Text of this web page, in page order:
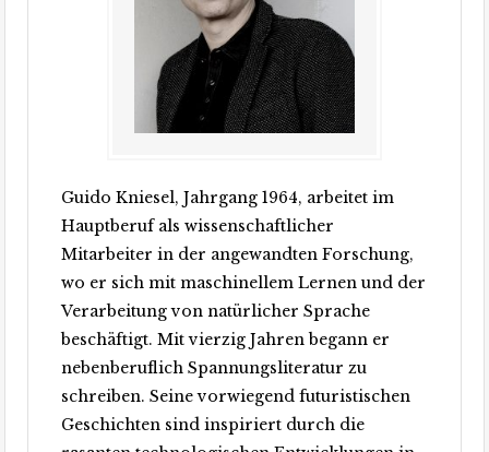
Guido Kniesel, Jahrgang 1964, arbeitet im
Hauptberuf als wissenschaftlicher
Mitarbeiter in der angewandten Forschung,
wo er sich mit maschinellem Lernen und der
Verarbeitung von natürlicher Sprache
beschäftigt. Mit vierzig Jahren begann er
nebenberuflich Spannungsliteratur zu
schreiben. Seine vorwiegend futuristischen
Geschichten sind inspiriert durch die